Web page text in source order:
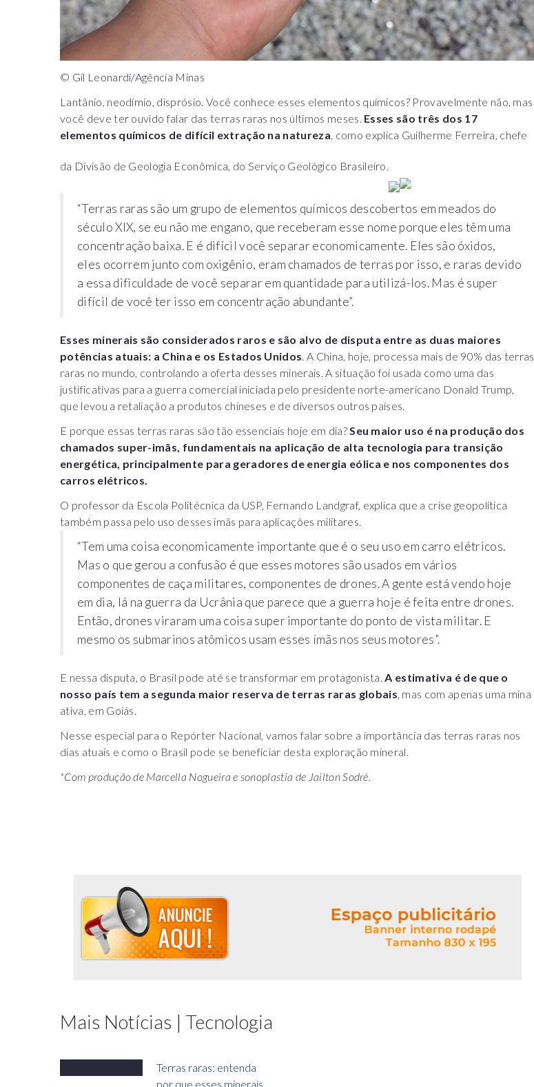
© Gil Leonardi/Agência Minas
Lantânio, neodímio, disprósio. Você conhece esses elementos químicos? Provavelmente não, mas
você deve ter ouvido falar das terras raras nos últimos meses. Esses são três dos 17
elementos químicos de difícil extração na natureza, como explica Guilherme Ferreira, chefe
da Divisão de Geologia Econômica, do Serviço Geológico Brasileiro.
“Terras raras são um grupo de elementos químicos descobertos em meados do
século XIX, se eu não me engano, que receberam esse nome porque eles têm uma
concentração baixa. E é difícil você separar economicamente. Eles são óxidos,
eles ocorrem junto com oxigênio, eram chamados de terras por isso, e raras devido
a essa dificuldade de você separar em quantidade para utilizá-los. Mas é super
difícil de você ter isso em concentração abundante”.
Esses minerais são considerados raros e são alvo de disputa entre as duas maiores
potências atuais: a China e os Estados Unidos. A China, hoje, processa mais de 90% das terras
raras no mundo, controlando a oferta desses minerais. A situação foi usada como uma das
justificativas para a guerra comercial iniciada pelo presidente norte-americano Donald Trump,
que levou a retaliação a produtos chineses e de diversos outros países.
E porque essas terras raras são tão essenciais hoje em dia?Seu maior uso é na produção dos
chamados super-imãs, fundamentais na aplicação de alta tecnologia para transição
energética, principalmente para geradores de energia eólica e nos componentes dos
carros elétricos.
O professor da Escola Politécnica da USP, Fernando Landgraf, explica que a crise geopolítica
também passa pelo uso desses imãs para aplicações militares.
“Tem uma coisa economicamente importante que é o seu uso em carro elétricos.
Mas o que gerou a confusão é que esses motores são usados em vários
componentes de caça militares, componentes de drones. A gente está vendo hoje
em dia, lá na guerra da Ucrânia que parece que a guerra hoje é feita entre drones.
Então, drones viraram uma coisa super importante do ponto de vista militar. E
mesmo os submarinos atômicos usam esses ímãs nos seus motores”.
E nessa disputa, o Brasil pode até se transformar em protagonista.A estimativa é de que o
nosso país tem a segunda maior reserva de terras raras globais, mas com apenas uma mina
ativa, em Goiás.
Nesse especial para o Repórter Nacional, vamos falar sobre a importância das terras raras nos
dias atuais e como o Brasil pode se beneficiar desta exploração mineral.
*Com produção de Marcella Nogueira e sonoplastia de Jailton Sodré.
Mais Notícias | Tecnologia
Terras raras: entenda
por que esses minerais